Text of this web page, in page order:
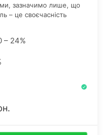
зазначимо лише, що
– це своєчасність
– 24%